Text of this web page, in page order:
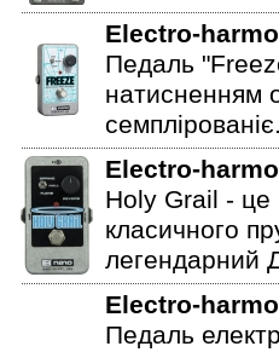
Electro-
Педаль
натисненням
Electro-
Holy Grail - це
класичного
легендарний
Electro-
Педаль